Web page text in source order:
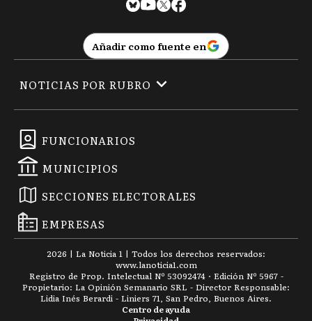
Añadir como fuente en
FUNCIONARIOS
MUNICIPIOS
SECCIONES ELECTORALES
EMPRESAS
NOTICIAS POR RUBRO
2026 | La Noticia 1 | Todos los derechos reservados:
www.lanoticia1.com
Registro de Prop. Intelectual Nº 53092474 · Edición Nº 5967 -
Propietario: La Opinión Semanario SRL - Director Responsable:
Lidia Inés Berardi - Liniers 71, San Pedro, Buenos Aires.
Centro de ayuda